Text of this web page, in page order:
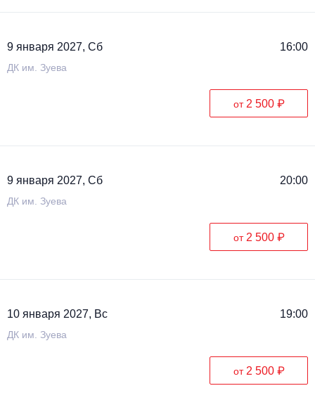
9 января 2027, Сб 16:00
ДК им. Зуева
от 2 500 ₽
9 января 2027, Сб 20:00
ДК им. Зуева
от 2 500 ₽
10 января 2027, Вс 19:00
ДК им. Зуева
от 2 500 ₽